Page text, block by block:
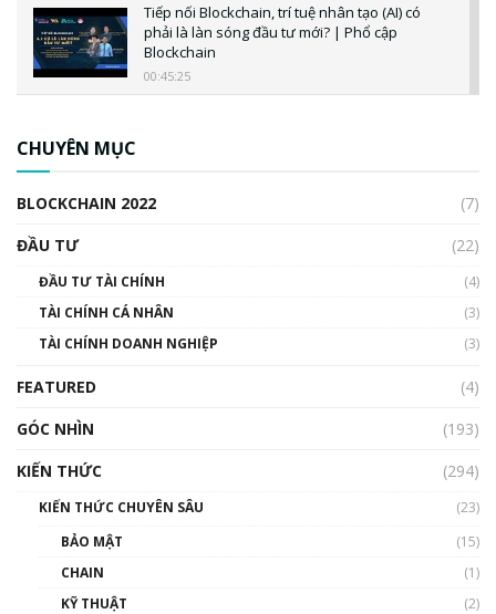
Tiếp nối Blockchain, trí tuệ nhân tạo (AI) có
phải là làn sóng đầu tư mới? | Phổ cập
Blockchain
00:45:25
00:02:14
Nhìn lại năm 2022: Những sự kiện ảnh hưởng
đến hệ sinh thái tiền mã hoá | Phổ cập
CHUYÊN MỤC
BLOCKCHAIN 2022
(7)
ĐẦU TƯ
(22)
ĐẦU TƯ TÀI CHÍNH
(4)
TÀI CHÍNH CÁ NHÂN
(3)
TÀI CHÍNH DOANH NGHIỆP
(3)
FEATURED
(4)
GÓC NHÌN
(193)
KIẾN THỨC
(294)
KIẾN THỨC CHUYÊN SÂU
(23)
BẢO MẬT
(15)
CHAIN
(1)
KỸ THUẬT
(2)